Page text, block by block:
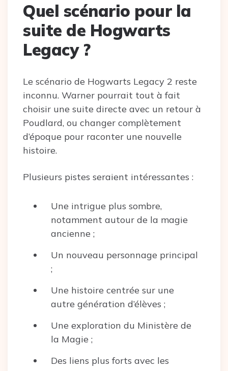
Quel scénario pour la
suite de Hogwarts
Legacy ?
Le scénario de Hogwarts Legacy 2 reste
inconnu. Warner pourrait tout à fait
choisir une suite directe avec un retour à
Poudlard, ou changer complètement
d’époque pour raconter une nouvelle
histoire.
Plusieurs pistes seraient intéressantes :
Une intrigue plus sombre,
notamment autour de la magie
ancienne ;
Un nouveau personnage principal
;
Une histoire centrée sur une
autre génération d’élèves ;
Une exploration du Ministère de
la Magie ;
Des liens plus forts avec les